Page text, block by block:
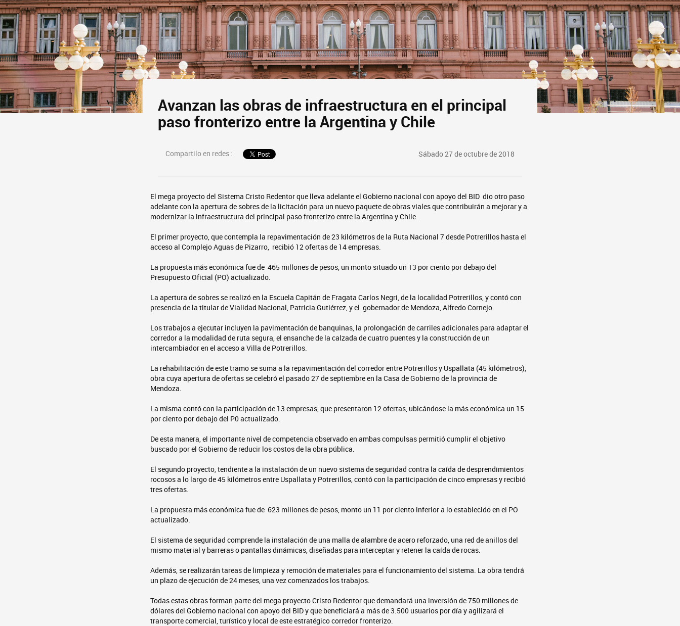
Avanzan las obras de infraestructura en el principal
paso fronterizo entre la Argentina y Chile
Compartilo en redes : Sábado 27 de octubre de 2018
El mega proyecto del Sistema Cristo Redentor que lleva adelante el Gobierno nacional con apoyo del BID dio otro paso
adelante con la apertura de sobres de la licitación para un nuevo paquete de obras viales que contribuirán a mejorar y a
modernizar la infraestructura del principal paso fronterizo entre la Argentina y Chile.
El primer proyecto, que contempla la repavimentación de 23 kilómetros de la Ruta Nacional 7 desde Potrerillos hasta el
acceso al Complejo Aguas de Pizarro, recibió 12 ofertas de 14 empresas.
La propuesta más económica fue de 465 millones de pesos, un monto situado un 13 por ciento por debajo del
Presupuesto Oficial (PO) actualizado.
La apertura de sobres se realizó en la Escuela Capitán de Fragata Carlos Negri, de la localidad Potrerillos, y contó con
presencia de la titular de Vialidad Nacional, Patricia Gutiérrez, y el gobernador de Mendoza, Alfredo Cornejo.
Los trabajos a ejecutar incluyen la pavimentación de banquinas, la prolongación de carriles adicionales para adaptar el
corredor a la modalidad de ruta segura, el ensanche de la calzada de cuatro puentes y la construcción de un
intercambiador en el acceso a Villa de Potrerillos.
La rehabilitación de este tramo se suma a la repavimentación del corredor entre Potrerillos y Uspallata (45 kilómetros),
obra cuya apertura de ofertas se celebró el pasado 27 de septiembre en la Casa de Gobierno de la provincia de
Mendoza.
La misma contó con la participación de 13 empresas, que presentaron 12 ofertas, ubicándose la más económica un 15
por ciento por debajo del P0 actualizado.
De esta manera, el importante nivel de competencia observado en ambas compulsas permitió cumplir el objetivo
buscado por el Gobierno de reducir los costos de la obra pública.
El segundo proyecto, tendiente a la instalación de un nuevo sistema de seguridad contra la caída de desprendimientos
rocosos a lo largo de 45 kilómetros entre Uspallata y Potrerillos, contó con la participación de cinco empresas y recibió
tres ofertas.
La propuesta más económica fue de 623 millones de pesos, monto un 11 por ciento inferior a lo establecido en el PO
actualizado.
El sistema de seguridad comprende la instalación de una malla de alambre de acero reforzado, una red de anillos del
mismo material y barreras o pantallas dinámicas, diseñadas para interceptar y retener la caída de rocas.
Además, se realizarán tareas de limpieza y remoción de materiales para el funcionamiento del sistema. La obra tendrá
un plazo de ejecución de 24 meses, una vez comenzados los trabajos.
Todas estas obras forman parte del mega proyecto Cristo Redentor que demandará una inversión de 750 millones de
dólares del Gobierno nacional con apoyo del BID y que beneficiará a más de 3.500 usuarios por día y agilizará el
transporte comercial, turístico y local de este estratégico corredor fronterizo.